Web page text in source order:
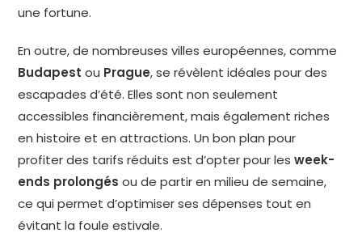
une fortune.
En outre, de nombreuses villes européennes, comme
Budapest ou Prague, se révèlent idéales pour des
escapades d’été. Elles sont non seulement
accessibles financièrement, mais également riches
en histoire et en attractions. Un bon plan pour
profiter des tarifs réduits est d’opter pour lesweek-
ends prolongés ou de partir en milieu de semaine,
ce qui permet d’optimiser ses dépenses tout en
évitant la foule estivale.